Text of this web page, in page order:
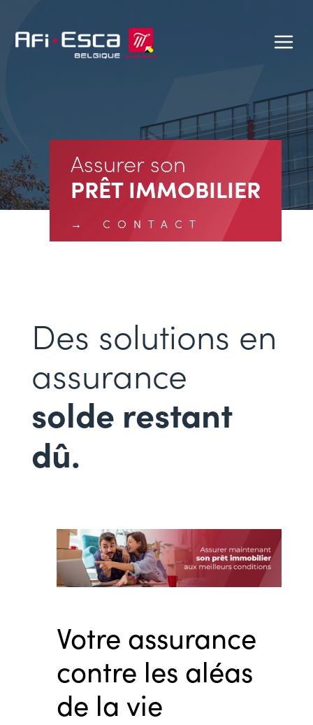
Assurer son
PRÊT IMMOBILIER
CONTACT
Des solutions en
assurance
solde restant
dû.
Votre assurance
contre les aléas
de la vie